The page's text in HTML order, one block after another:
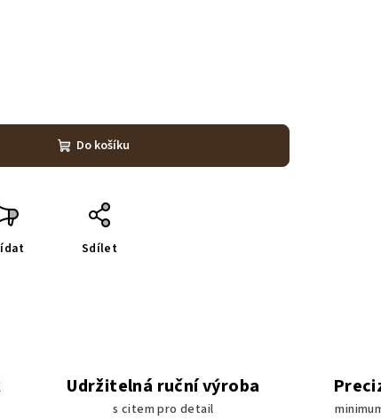
Do košíku
Sdílet
Udržitelná ruční výroba
s citem pro detail